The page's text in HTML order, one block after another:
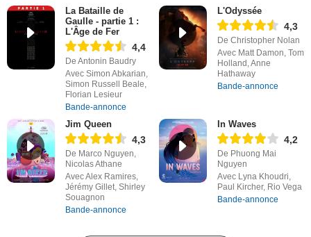
La Bataille de
Gaulle - partie 1 :
L'Âge de Fer
4,4
De Antonin Baudry
Avec Simon Abkarian,
Simon Russell Beale,
Florian Lesieur
Bande-annonce
L'Odyssée
4,3
De Christopher Nolan
Avec Matt Damon, Tom
Holland, Anne
Hathaway
Bande-annonce
Jim Queen
4,3
De Marco Nguyen,
Nicolas Athane
Avec Alex Ramires,
Jérémy Gillet, Shirley
Souagnon
Bande-annonce
In Waves
4,2
De Phuong Mai
Nguyen
Avec Lyna Khoudri,
Paul Kircher, Rio Vega
Bande-annonce